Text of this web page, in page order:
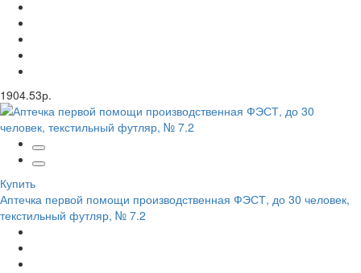
1904.53р.
Купить
Аптечка первой помощи производственная ФЭСТ, до 30 человек,
текстильный футляр, № 7.2